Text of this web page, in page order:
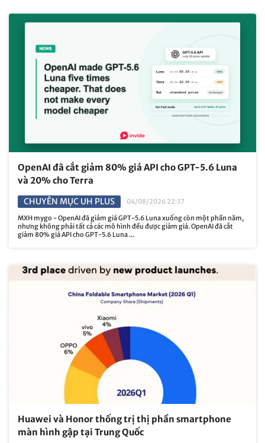
OpenAI đã cắt giảm 80% giá API cho GPT-5.6 Luna
và 20% cho Terra
CHUYÊN MỤC UH PLUS
04/08/2026 22:37
MXH mygo - OpenAI đã giảm giá GPT-5.6 Luna xuống còn một phần năm,
nhưng không phải tất cả các mô hình đều được giảm giá. OpenAI đã cắt
giảm 80% giá API cho GPT-5.6 Luna ...
Huawei và Honor thống trị thị phần smartphone
màn hình gập tại Trung Quốc